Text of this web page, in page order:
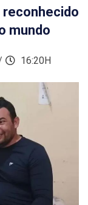
mundo
16:20H